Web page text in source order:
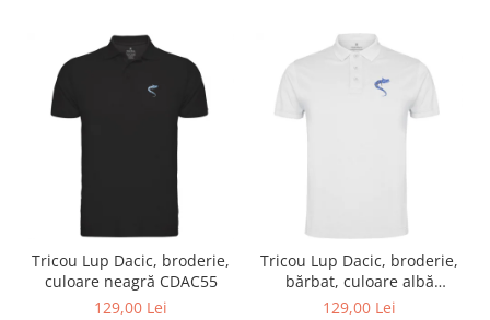
Tricou Lup Dacic, broderie,
culoare neagră CDAC55
129,00 Lei
Tricou Lup Dacic, broderie,
bărbat, culoare albă
CDAC73
129,00 Lei